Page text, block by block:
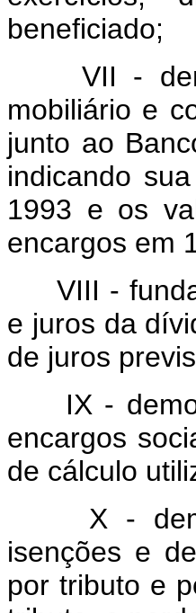
beneficiado;
VII -
mobiliário e
junto ao
indicando
1993 e os
encargos em
VIII -
e juros da
de juros
IX -
encargos
de cálculo
X -
isenções e
por tributo e